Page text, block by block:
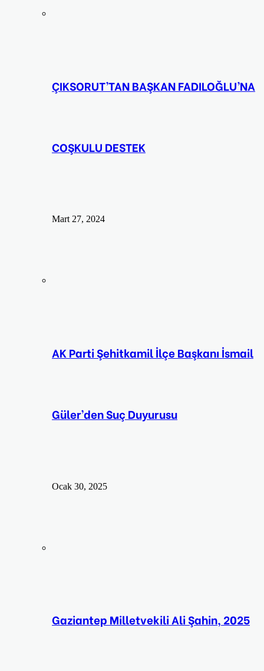
ÇIKSORUT’TAN BAŞKAN FADILOĞLU’NA
COŞKULU DESTEK
Mart 27, 2024
AK Parti Şehitkamil İlçe Başkanı İsmail
Güler’den Suç Duyurusu
Ocak 30, 2025
Gaziantep Milletvekili Ali Şahin, 2025